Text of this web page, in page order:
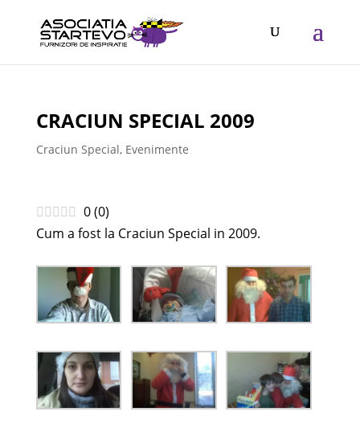
CRACIUN SPECIAL 2009
Craciun Special, Evenimente
0 (0)
Cum a fost la Craciun Special in 2009.